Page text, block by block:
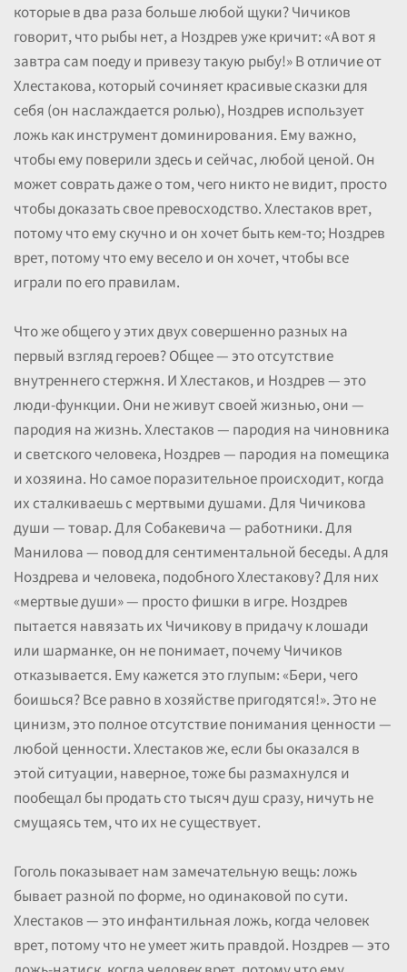
которые в два раза больше любой щуки? Чичиков
говорит, что рыбы нет, а Ноздрев уже кричит: «А вот я
завтра сам поеду и привезу такую рыбу!» В отличие от
Хлестакова, который сочиняет красивые сказки для
себя (он наслаждается ролью), Ноздрев использует
ложь как инструмент доминирования. Ему важно,
чтобы ему поверили здесь и сейчас, любой ценой. Он
может соврать даже о том, чего никто не видит, просто
чтобы доказать свое превосходство. Хлестаков врет,
потому что ему скучно и он хочет быть кем-то; Ноздрев
врет, потому что ему весело и он хочет, чтобы все
играли по его правилам.
Что же общего у этих двух совершенно разных на
первый взгляд героев? Общее — это отсутствие
внутреннего стержня. И Хлестаков, и Ноздрев — это
люди-функции. Они не живут своей жизнью, они —
пародия на жизнь. Хлестаков — пародия на чиновника
и светского человека, Ноздрев — пародия на помещика
и хозяина. Но самое поразительное происходит, когда
их сталкиваешь с мертвыми душами. Для Чичикова
души — товар. Для Собакевича — работники. Для
Манилова — повод для сентиментальной беседы. А для
Ноздрева и человека, подобного Хлестакову? Для них
«мертвые души» — просто фишки в игре. Ноздрев
пытается навязать их Чичикову в придачу к лошади
или шарманке, он не понимает, почему Чичиков
отказывается. Ему кажется это глупым: «Бери, чего
боишься? Все равно в хозяйстве пригодятся!». Это не
цинизм, это полное отсутствие понимания ценности —
любой ценности. Хлестаков же, если бы оказался в
этой ситуации, наверное, тоже бы размахнулся и
пообещал бы продать сто тысяч душ сразу, ничуть не
смущаясь тем, что их не существует.
Гоголь показывает нам замечательную вещь: ложь
бывает разной по форме, но одинаковой по сути.
Хлестаков — это инфантильная ложь, когда человек
врет, потому что не умеет жить правдой. Ноздрев — это